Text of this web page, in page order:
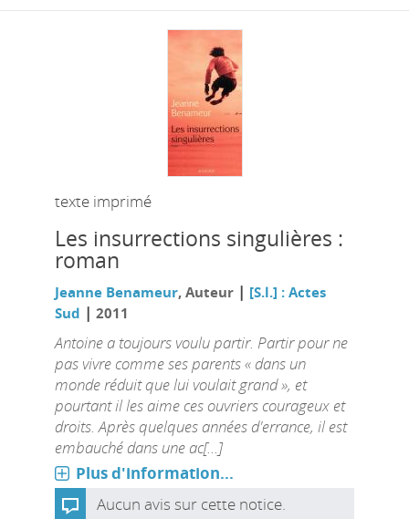
texte imprimé
Les insurrections singulières :
roman
Jeanne Benameur, Auteur | [S.l.] : Actes
Sud | 2011
Antoine a toujours voulu partir. Partir pour ne
pas vivre comme ses parents « dans un
monde réduit que lui voulait grand », et
pourtant il les aime ces ouvriers courageux et
droits. Après quelques années d'errance, il est
embauché dans une ac[...]
Plus d'information...
Aucun avis sur cette notice.